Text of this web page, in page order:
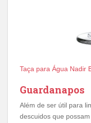
Taça para Água Nadir
Guardanapos
Além de ser útil para
descuidos que